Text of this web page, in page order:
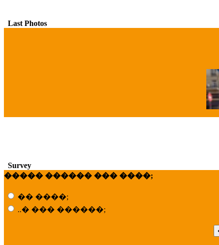
Last Photos
Survey
����� ������ ��� ����;
�� ����;
..� ��� ������;